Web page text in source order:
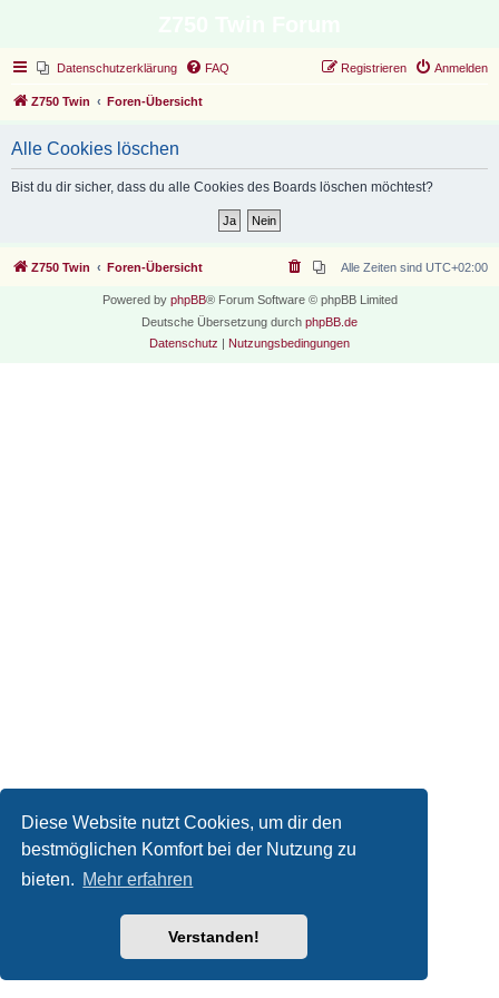
Diese Website nutzt Cookies, um dir den
bestmöglichen Komfort bei der Nutzung zu
bieten. Mehr erfahren
Verstanden!
Datenschutzerklärung FAQ Anmelden
Registrieren
Z750 Twin Foren-Übersicht
Alle Cookies löschen
Bist du dir sicher, dass du alle Cookies des Boards löschen möchtest?
Z750 Twin Foren-Übersicht Alle Zeiten sind UTC+02:00
Powered by phpBB® Forum Software © phpBB Limited
Deutsche Übersetzung durch phpBB.de
Datenschutz | Nutzungsbedingungen